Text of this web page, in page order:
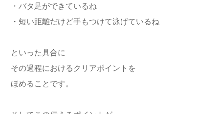
・バタ足ができているね
・短い距離だけど手もつけて泳げているね
といった具合に
その過程におけるクリアポイントを
ほめることです。